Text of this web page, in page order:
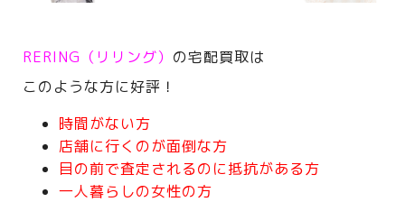
RERING（リリング） の宅配買取は
このような方に好評！
時間がない方
店舗に行くのが面倒な方
目の前で査定されるのに抵抗がある方
一人暮らしの女性の方